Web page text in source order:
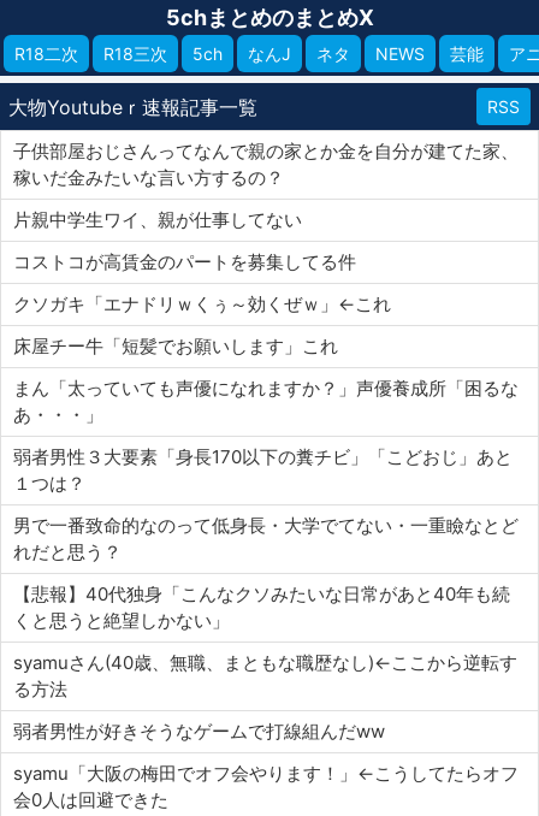
5chまとめのまとめX
R18二次 R18三次 5ch なんJ ネタ NEWS 芸能 ア
大物Youtubeｒ速報記事一覧 RSS
子供部屋おじさんってなんで親の家とか金を自分が建てた家、
稼いだ金みたいな言い方するの？
片親中学生ワイ、親が仕事してない
コストコが高賃金のパートを募集してる件
クソガキ「エナドリｗくぅ～効くぜｗ」←これ
床屋チー牛「短髪でお願いします」これ
まん「太っていても声優になれますか？」声優養成所「困るな
あ・・・」
弱者男性３大要素「身長170以下の糞チビ」「こどおじ」あと
１つは？
男で一番致命的なのって低身長・大学でてない・一重瞼なとど
れだと思う？
【悲報】40代独身「こんなクソみたいな日常があと40年も続
くと思うと絶望しかない」
syamuさん(40歳、無職、まともな職歴なし)←ここから逆転す
る方法
弱者男性が好きそうなゲームで打線組んだww
syamu「大阪の梅田でオフ会やります！」←こうしてたらオフ
会0人は回避できた